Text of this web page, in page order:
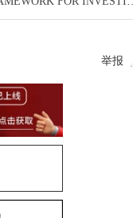
举报